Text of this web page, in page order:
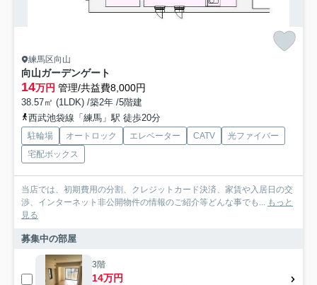
練馬区向山
向山ガーデンゲート
14万円 管理/共益費8,000円
38.57㎡ (1LDK) /築2年 /5階建
西武池袋線「練馬」駅 徒歩20分
駐輪場 オートロック エレベーター CATV
光ファイバー
宅配ボックス
当店では、初期費用の分割、クレジットカード決済、家賃や入居日の交
渉、インターネット非公開物件の情報のご紹介等どんな事でも... もっと
見る
募集中の部屋
3階
14万円